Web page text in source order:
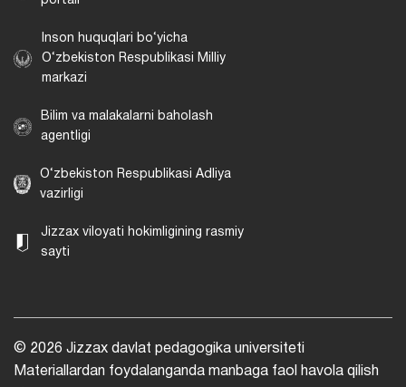
Inson huquqlari bo‘yicha
O‘zbekiston Respublikasi Milliy
markazi
Bilim va malakalarni baholash
agentligi
O‘zbekiston Respublikasi Adliya
vazirligi
Jizzax viloyati hokimligining rasmiy
sayti
© 2026 Jizzax davlat pedagogika universiteti
Materiallardan foydalanganda manbaga faol havola qilish